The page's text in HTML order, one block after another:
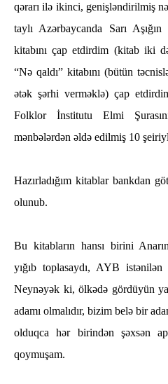
qərarı ilə ikinci, genişləndirilmiş
taylı Azərbaycanda Sarı
kitabını çap etdirdim (kitab iki
“Nə qaldı” kitabını (bütün
ətək şərhi verməklə) çap
Folklor İnstitutu Elmi
mənbələrdən əldə edilmiş 10
Hazırladığım kitablar bankdan
olunub.
Bu kitabların hansı birini
yığıb toplasaydı, AYB
Neynəyək ki, ölkədə gördüyün
adamı olmalıdır, bizim belə bir
olduqca hər birindən şəxsən
qoymuşam.